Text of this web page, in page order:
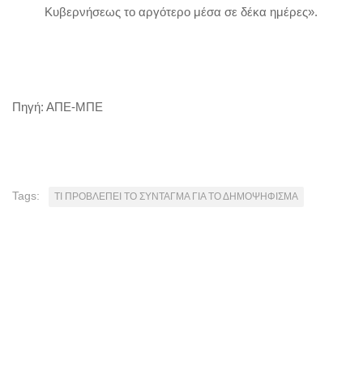
Kυβερνήσεως τo αργότερo μέσα σε δέκα ημέρες».
Πηγή: ΑΠΕ-ΜΠΕ
Tags: ΤΙ ΠΡΟΒΛΕΠΕΙ ΤΟ ΣΥΝΤΑΓΜΑ ΓΙΑ ΤΟ ΔΗΜΟΨΗΦΙΣΜΑ